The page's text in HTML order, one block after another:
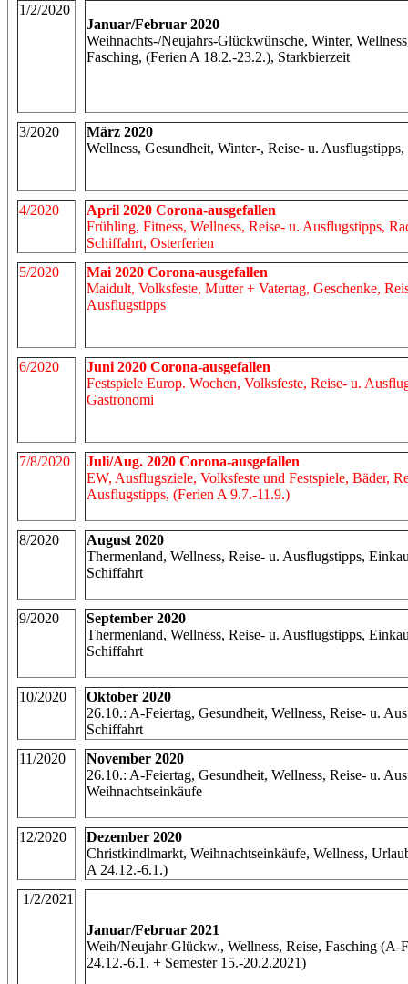
1/2/2020
Januar/Februar 2020
Weihnachts-/Neujahrs-Glückwünsche, Winter,
Fasching, (Ferien A 18.2.-23.2.), Starkbierzeit
3/2020
März 2020
Wellness, Gesundheit, Winter-, Reise- u.
4/2020
April 2020 Corona-ausgefallen
Frühling, Fitness, Wellness, Reise- u. Ausflugstipps,
Schiffahrt, Osterferien
5/2020
Mai 2020 Corona-ausgefallen
Maidult, Volksfeste, Mutter + Vatertag, Geschenke,
Ausflugstipps
6/2020
Juni 2020 Corona-ausgefallen
Festspiele Europ. Wochen, Volksfeste, Reise- u.
Gastronomi
7/8/2020
Juli/Aug. 2020 Corona-ausgefallen
EW, Ausflugsziele, Volksfeste und Festspiele, Bäder,
Ausflugstipps, (Ferien A 9.7.-11.9.)
8/2020
August 2020
Thermenland, Wellness, Reise- u. Ausflugstipps,
Schiffahrt
9/2020
September 2020
Thermenland, Wellness, Reise- u. Ausflugstipps,
Schiffahrt
10/2020
Oktober 2020
26.10.: A-Feiertag, Gesundheit, Wellness, Reise- u.
Schiffahrt
11/2020
November 2020
26.10.: A-Feiertag, Gesundheit, Wellness, Reise- u.
Weihnachtseinkäufe
12/2020
Dezember 2020
Christkindlmarkt, Weihnachtseinkäufe, Wellness,
A 24.12.-6.1.)
1/2/2021
Januar/Februar 2021
Weih/Neujahr-Glückw., Wellness, Reise, Fasching (A-
24.12.-6.1. + Semester 15.-20.2.2021)